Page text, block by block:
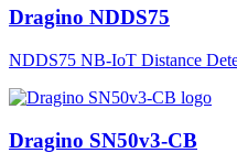
Dragino NDDS75
NDDS75 NB-IoT Distance
Dragino SN50v3-CB